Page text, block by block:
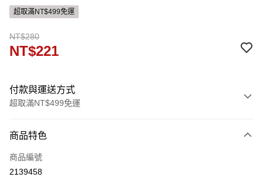
超取滿NT$499免運
NT$280
NT$221
付款與運送方式
超取滿NT$499免運
信用卡一次付款
ATM付款
商品特色
商品編號
2139458